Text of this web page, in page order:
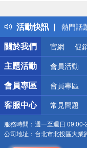
活動快訊
得獎公
熱門話
銀行優
偏遠地
詐騙網
關於我們
官網 促
主題活動 會員活動
會員專區 會員專區
客服中心 常見問題
服務時間： 週一至週日
公司地址： 台北市北投區大業